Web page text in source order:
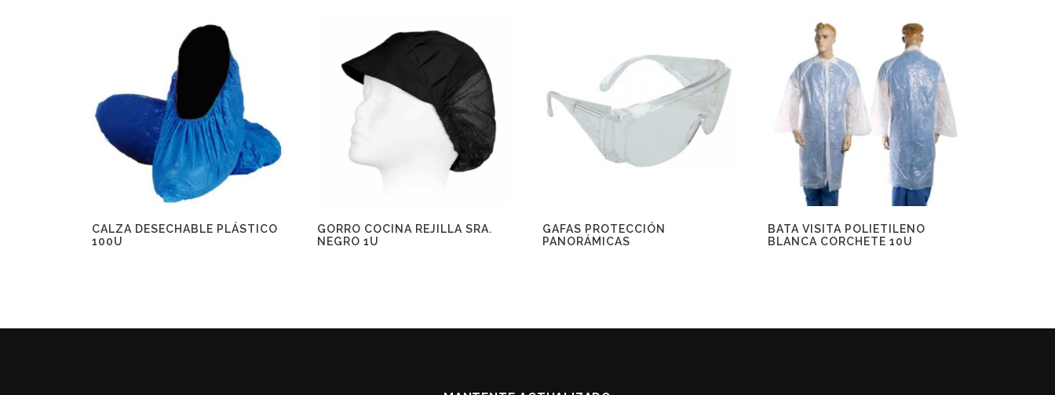
CALZA DESECHABLE PLÁSTICO
100U
GORRO COCINA REJILLA SRA.
NEGRO 1U
GAFAS PROTECCIÓN
PANORÁMICAS
BATA VISITA POLIETILENO
BLANCA CORCHETE 10U